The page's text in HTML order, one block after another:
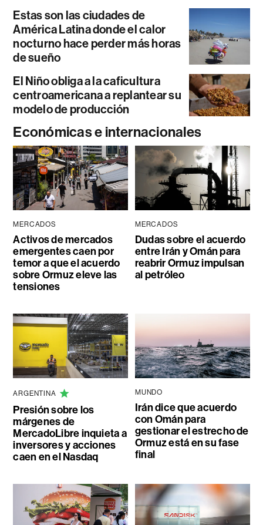
Estas son las ciudades de
América Latina donde el calor
nocturno hace perder más horas
de sueño
El Niño obliga a la caficultura
centroamericana a replantear su
modelo de producción
Económicas e internacionales
MERCADOS
Activos de mercados
emergentes caen por
temor a que el acuerdo
sobre Ormuz eleve las
tensiones
MERCADOS
Dudas sobre el acuerdo
entre Irán y Omán para
reabrir Ormuz impulsan
al petróleo
ARGENTINA
Presión sobre los
márgenes de
MercadoLibre inquieta a
inversores y acciones
caen en el Nasdaq
MUNDO
Irán dice que acuerdo
con Omán para
gestionar el estrecho de
Ormuz está en su fase
final